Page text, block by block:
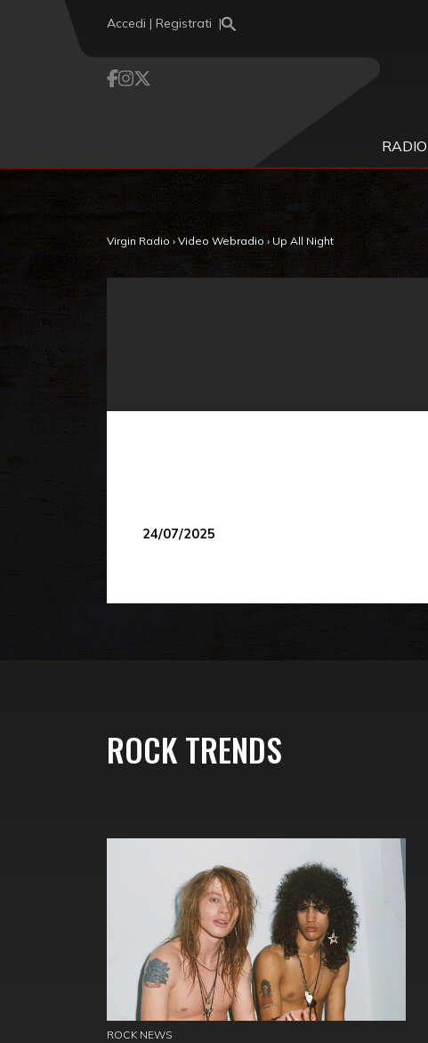
Accedi | Registrati
RADIO
Virgin Radio › Video Webradio › Up All Night
24/07/2025
ROCK TRENDS
ROCK NEWS